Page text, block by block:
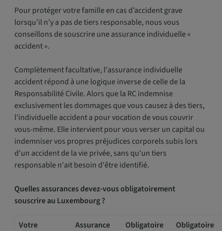
Pour protéger votre famille en cas d’accident grave
lorsqu’il n’y a pas de tiers responsable, nous vous
conseillons de souscrire une assurance individuelle «
accident ».
Complètement facultative, l'assurance individuelle
accident répond à une logique inverse de celle de la
Responsabilité Civile. Alors que la RC indemnise
exclusivement les dommages que vous causez à des tiers,
l'individuelle accident a pour vocation de vous couvrir
vous-même. Elle intervient pour vous verser un capital ou
indemniser vos propres préjudices corporels subis lors
d'un accident de la vie privée, sans qu'un tiers
responsable n'ait besoin d'être identifié.
Quelles assurances devez-vous obligatoirement
souscrire au Luxembourg ?
Votre
Assurance
Obligatoire
Obligatoire